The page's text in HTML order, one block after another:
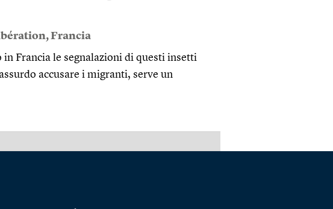
,Francia
Francia le segnalazioni di questi insetti
accusare i migranti, serve un